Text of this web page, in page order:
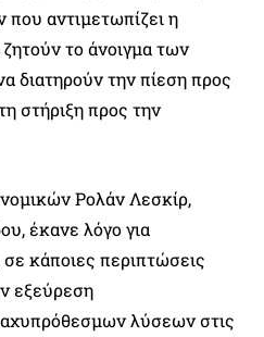
που αντιμετωπίζει η
το άνοιγμα των
διατηρούν την πίεση προς
στήριξη προς την
Ρολάν Λεσκίρ,
έκανε λόγο για
σε κάποιες περιπτώσεις
εξεύρεση
λύσεων στις